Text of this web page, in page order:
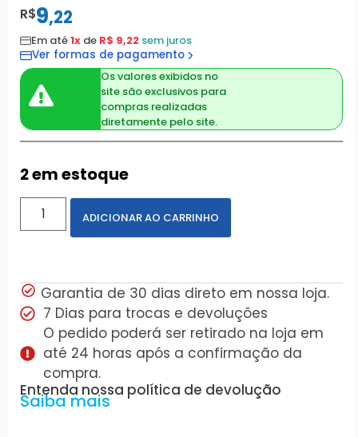
R$9,22
Em até1x de R$ 9,22 sem juros
Ver formas de pagamento
Os valores exibidos no
site são exclusivos para
compras realizadas
diretamente pelo site.
2 em estoque
ADICIONAR AO CARRINHO
Garantia de 30 dias direto em nossa loja.
7 Dias para trocas e devoluções
O pedido poderá ser retirado na loja em
até 24 horas após a confirmação da
compra.
Entenda nossa política de devolução
Saiba mais